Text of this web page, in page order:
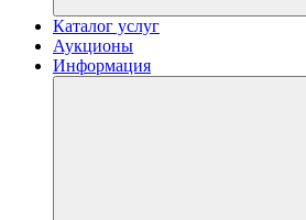
Каталог услуг
Аукционы
Информация